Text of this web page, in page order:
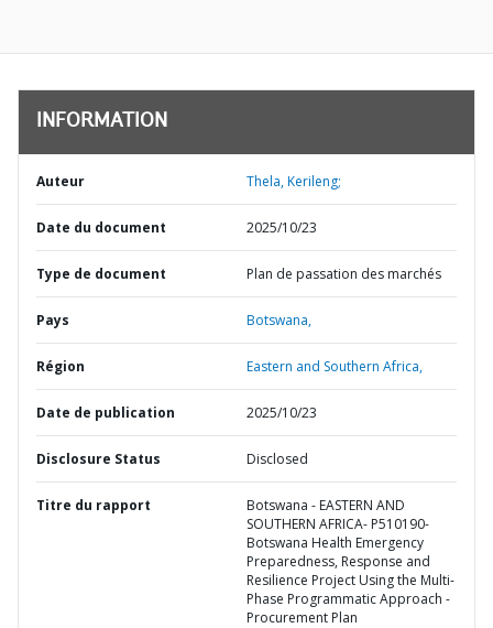
INFORMATION
Auteur Thela, Kerileng;
Date du document 2025/10/23
Type de document Plan de passation des marchés
Pays Botswana,
Région Eastern and Southern Africa,
Date de publication 2025/10/23
Disclosure Status Disclosed
Titre du rapport
Botswana - EASTERN AND
SOUTHERN AFRICA- P510190-
Botswana Health Emergency
Preparedness, Response and
Resilience Project Using the Multi-
Phase Programmatic Approach -
Procurement Plan